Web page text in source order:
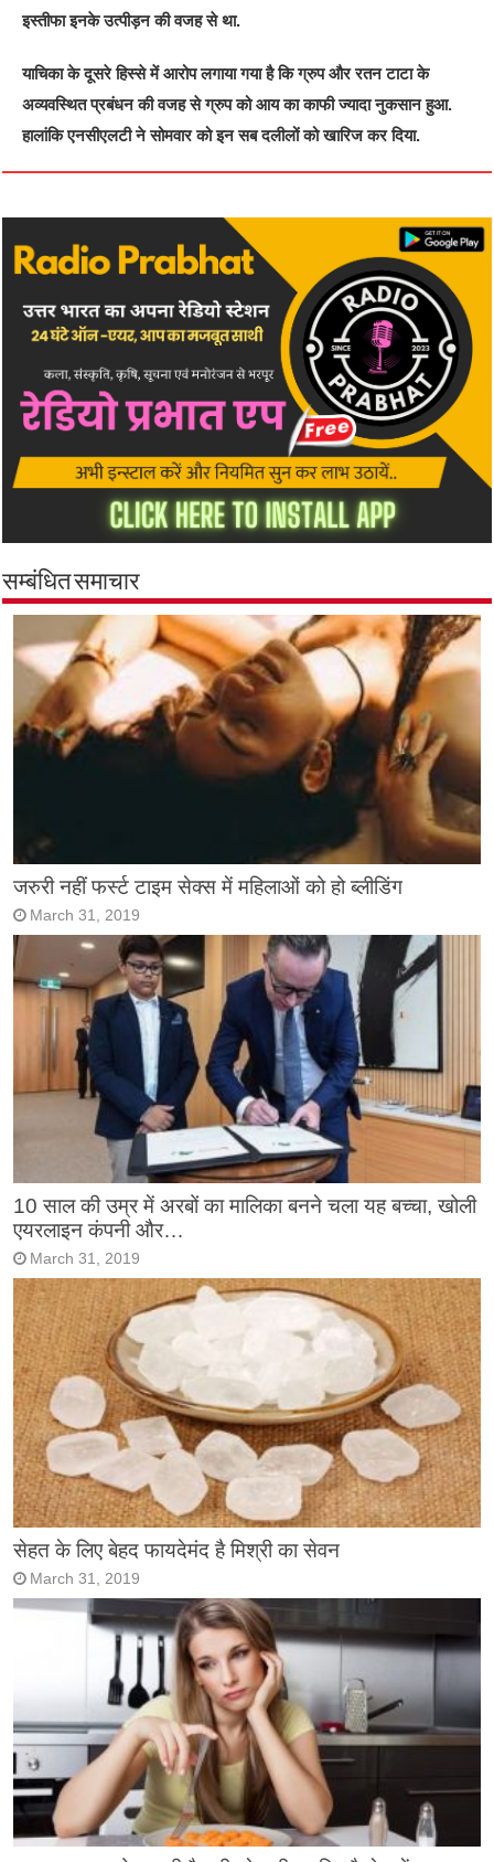
इस्तीफा इनके उत्पीड़न की वजह से था.
याचिका के दूसरे हिस्से में आरोप लगाया गया है कि ग्रुप और रतन टाटा के
अव्यवस्थ‍ित प्रबंधन की वजह से ग्रुप को आय का काफी ज्यादा नुकसान हुआ.
हालांकि एनसीएलटी ने सोमवार को इन सब दलीलों को खारिज कर दिया.
सम्बंधित समाचार
जरुरी नहीं फर्स्ट टाइम सेक्स में महिलाओं को हो ब्लीडिंग
March 31, 2019
10 साल की उम्र में अरबों का मालिका बनने चला यह बच्चा, खोली
एयरलाइन कंपनी और…
March 31, 2019
सेहत के लिए बेहद फायदेमंद है मिश्री का सेवन
March 31, 2019